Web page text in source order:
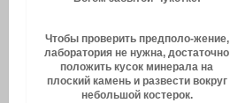
Чтобы проверить предполо-жение,
лаборатория не нужна, достаточно
положить кусок минерала на
плоский камень и развести вокруг
небольшой костерок.